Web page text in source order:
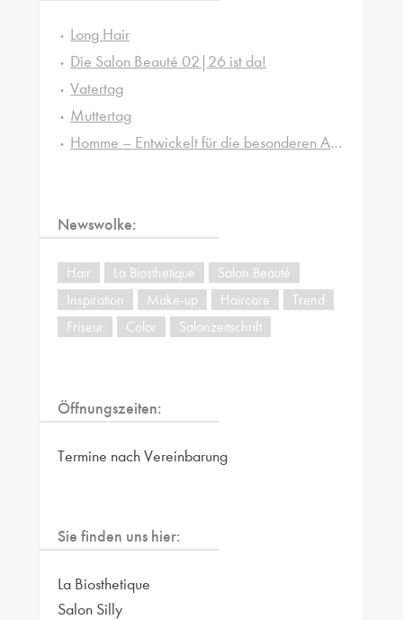
Long Hair
Die Salon Beauté 02|26 ist da!
Vatertag
Muttertag
Homme – Entwickelt für die besonderen Ansprüche von Männerhaut und -haar
Newswolke:
Hair La Biosthetique
Salon Beauté
Inspiration
Make-up Haircare
Trend
Friseur
Color Salonzeitschrift
Öffnungszeiten:
Termine nach Vereinbarung
Sie finden uns hier:
La Biosthetique
Salon Silly